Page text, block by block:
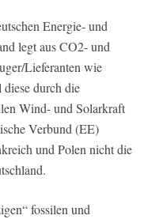
Energie- und
legt aus CO2- und
Lieferanten wie
durch die
Wind- und Solarkraft
Verbund (EE)
und Polen nicht die
fossilen und